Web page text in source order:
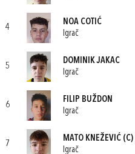
4
NOA COTIĆ
Igrač
5
DOMINIK JAKAC
Igrač
6
FILIP BUŽDON
Igrač
7
MATO KNEŽEVIĆ (C)
Igrač